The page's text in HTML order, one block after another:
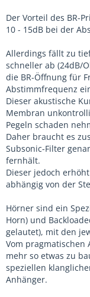
Der Vorteil des BR-
10 - 15dB bei der
Allerdings fällt zu
schneller ab (24dB/
die BR-Öffnung für
Abstimmfrequenz
Dieser akustische
Membran
Pegeln schaden
Daher braucht es
Subsonic-Filter
fernhält.
Dieser jedoch
abhängig von der
Hörner sind ein
Horn) und
gelautet), mit den
Vom pragmatischen
mehr so etwas zu
speziellen
Anhänger.